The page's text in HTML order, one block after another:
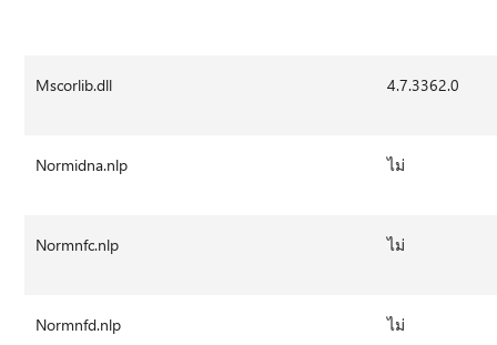
Mscorlib.dll 4.7.3362.0
Normidna.nlp ไม่
Normnfc.nlp ไม่
Normnfd.nlp ไม่